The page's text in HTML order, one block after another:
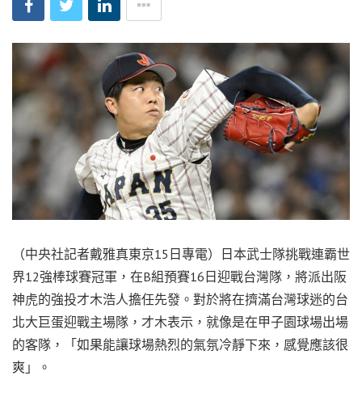
（中央社記者戴雅真東京15日專電）日本武士隊挑戰連霸世
界12強棒球賽冠軍，在B組預賽16日迎戰台灣隊，將派出阪
神虎的強投才木浩人擔任先發。對於將在擠滿台灣球迷的台
北大巨蛋迎戰主場隊，才木表示，就像是在甲子園球場出場
的客隊，「如果能讓球場熱烈的氣氛冷靜下來，感覺應該很
爽」。